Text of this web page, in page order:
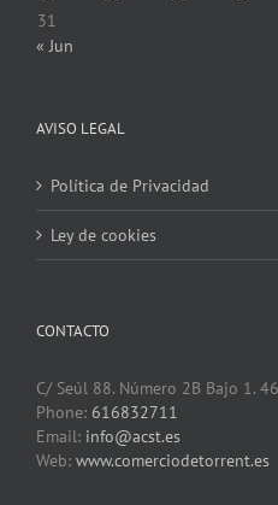
31
« Jun
AVISO LEGAL
Política de Privacidad
Ley de cookies
CONTACTO
C/ Seúl 88. Número 2B Bajo 1.
Phone: 616832711
Email: info@acst.es
Web: www.comerciodetorrent.es